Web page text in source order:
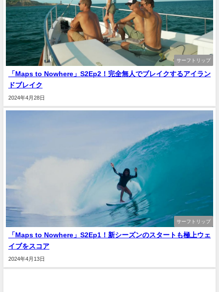
サーフトリップ
「Maps to Nowhere」S2Ep2！完全無人でブレイクするアイラン
ドブレイク
2024年4月28日
サーフトリップ
「Maps to Nowhere」S2Ep1！新シーズンのスタートも極上ウェ
イブをスコア
2024年4月13日